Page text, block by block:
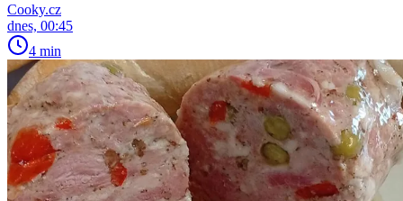
Cooky.cz
dnes, 00:45
4 min